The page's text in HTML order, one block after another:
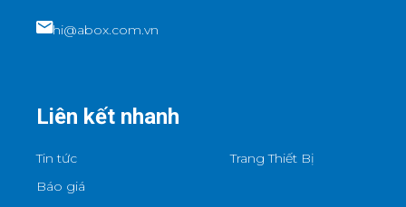
hi@abox.com.vn
Liên kết nhanh
Tin tức
Trang Thiết Bị
Báo giá